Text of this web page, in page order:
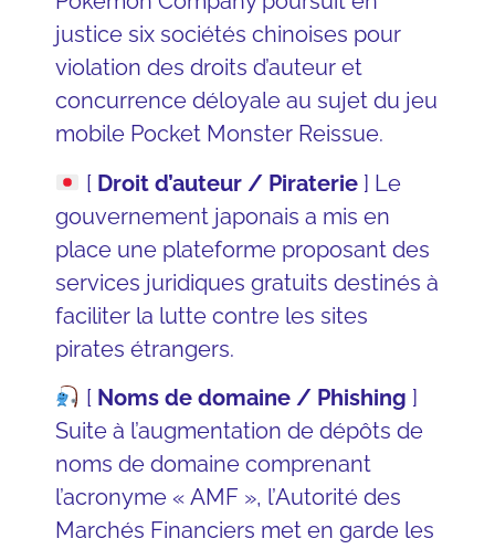
justice six sociétés chinoises pour
violation des droits d’auteur et
concurrence déloyale au sujet du jeu
mobile Pocket Monster Reissue.
[ Droit d’auteur / Piraterie] Le
gouvernement japonais a mis en
place une plateforme proposant des
services juridiques gratuits destinés à
faciliter la lutte contre les sites
pirates étrangers.
[ Noms de domaine / Phishing ]
Suite à l’augmentation de dépôts de
noms de domaine comprenant
l’acronyme « AMF », l’Autorité des
Marchés Financiers met en garde les